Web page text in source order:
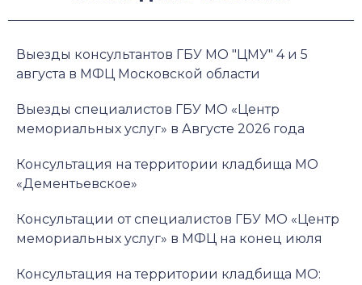
Выезды консультантов ГБУ МО "ЦМУ" 4 и 5
августа в МФЦ Московской области
Выезды специалистов ГБУ МО «Центр
мемориальных услуг» в Августе 2026 года
Консультация на территории кладбища МО
«Дементьевское»
Консультации от специалистов ГБУ МО «Центр
мемориальных услуг» в МФЦ на конец июля
Консультация на территории кладбища МО: